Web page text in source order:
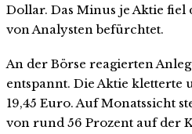
Dollar. Das Minus je Aktie fiel
von Analysten befürchtet.
An der Börse reagierten
entspannt. Die Aktie kletterte
19,45 Euro. Auf Monatssicht
von rund 56 Prozent auf der